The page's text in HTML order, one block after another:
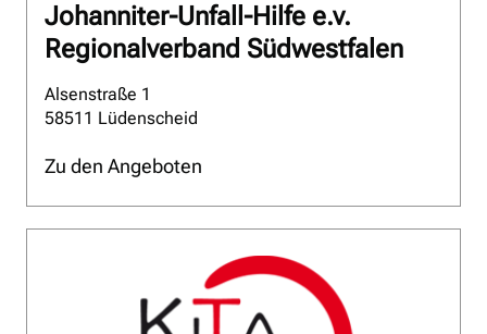
Johanniter-Unfall-Hilfe e.v.
Regionalverband Südwestfalen
Alsenstraße 1
58511 Lüdenscheid
Zu den Angeboten